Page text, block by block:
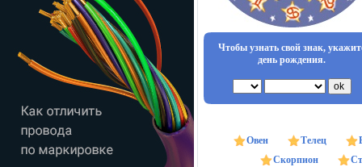
Чтобы узнать свой знак,
день рождения.
Овен Телец
Скорпион